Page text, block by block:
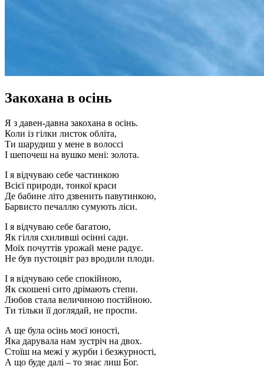
Закохана в осінь
Я з давен-давна закохана в осінь.
Коли із гілки листок обліта,
Ти шарудиш у мене в волоссі
І шепочеш на вушко мені: золота.
І я відчуваю себе частинкою
Всієї природи, тонкої краси
Де бабине літо дзвенить павутинкою,
Барвисто печаллю сумують ліси.
І я відчуваю себе багатою,
Як гілля схиливші осінні сади.
Моїх почуттів урожай мене радує.
Не був пустоцвіт раз вродили плоди.
І я відчуваю себе спокійною,
Як скошені сито дрімають степи.
Любов стала величиною постійною.
Ти тільки її доглядай, не проспи.
А ще була осінь моєї юності,
Яка дарувала нам зустріч на двох.
Стоїш на межі у журби і безжурності,
А що буде далі – то знає лиш Бог.